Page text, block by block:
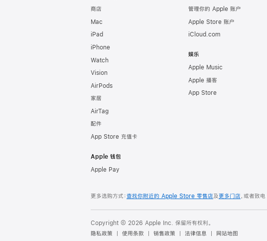
商店
Mac
iPad
iPhone
Watch
Vision
AirPods
家居
AirTag
配件
App Store 充值卡
Apple 钱包
Apple Pay
管理你的 Apple 账户
Apple Store 账户
iCloud.com
娱乐
Apple Music
Apple 播客
App Store
更多选购方式：查找你附近的 Apple Store 零售店及更多门店，或者致电
Copyright © 2026 Apple Inc. 保留所有权利。
隐私政策
使用条款 销售政策 法律信息 网站地图